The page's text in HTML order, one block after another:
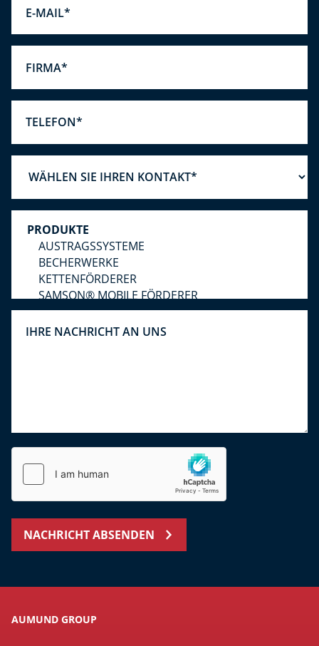
NACHRICHT ABSENDEN
AUMUND GROUP